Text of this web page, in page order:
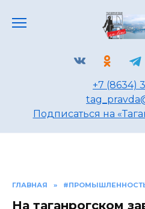
+7 (8634)
Подписаться на
ГЛАВНАЯ »
На таганрогском